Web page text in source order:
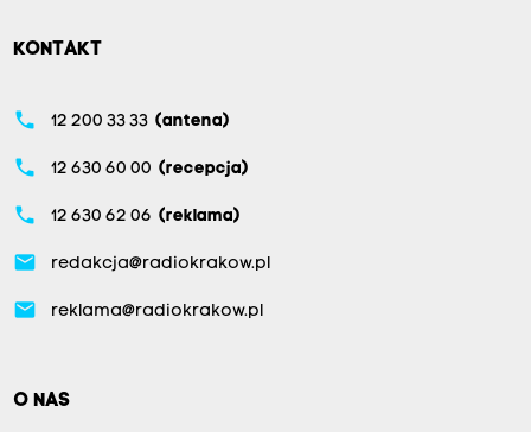
KONTAKT
phone 12 200 33 33 (antena)
phone 12 630 60 00 (recepcja)
phone 12 630 62 06 (reklama)
email redakcja@radiokrakow.pl
email reklama@radiokrakow.pl
O NAS